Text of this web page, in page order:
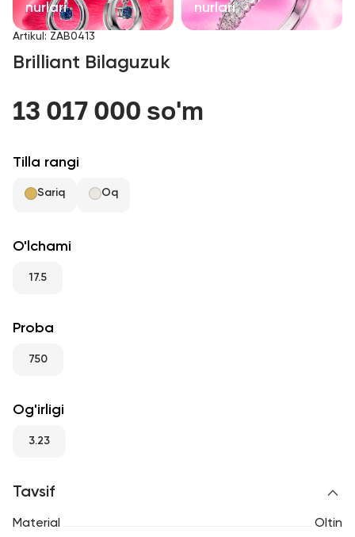
Barcha
Biz haqimizda
Do'kon topish
Sevimli
+998 71 205 22 22
nurlari
nurlari
Artikul : ZAB0413
Brilliant Bilaguzuk
13 017 000 so'm
Tilla rangi
Sariq Oq
O'lchami
17.5
Proba
750
Og'irligi
3.23
Tavsif
Material Oltin